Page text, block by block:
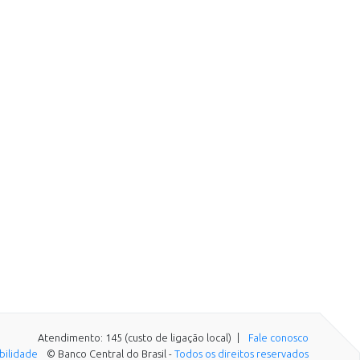
Atendimento: 145 (custo de ligação local)
Fale conosco
© Banco Central do Brasil - Todos os direitos reservados